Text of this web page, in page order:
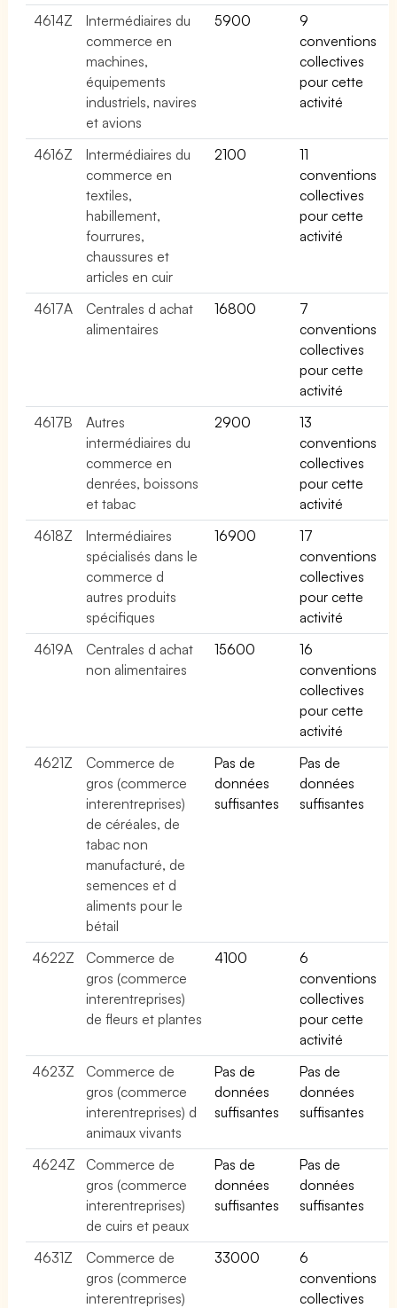
4614Z
Intermédiaires du
commerce en
machines,
équipements
industriels, navires
et avions
5900
9
conventions
collectives
pour cette
activité
4616Z
Intermédiaires du
commerce en
textiles,
habillement,
fourrures,
chaussures et
articles en cuir
2100
11
conventions
collectives
pour cette
activité
4617A
Centrales d achat
alimentaires
16800
7
conventions
collectives
pour cette
activité
4617B
Autres
intermédiaires du
commerce en
denrées, boissons
et tabac
2900
13
conventions
collectives
pour cette
activité
4618Z
Intermédiaires
spécialisés dans le
commerce d
autres produits
spécifiques
16900
17
conventions
collectives
pour cette
activité
4619A
Centrales d achat
non alimentaires
15600
16
conventions
collectives
pour cette
activité
4621Z
Commerce de
gros (commerce
interentreprises)
de céréales, de
tabac non
manufacturé, de
semences et d
aliments pour le
bétail
Pas de
données
suffisantes
Pas de
données
suffisantes
4622Z
Commerce de
gros (commerce
interentreprises)
de fleurs et plantes
4100
6
conventions
collectives
pour cette
activité
4623Z
Commerce de
gros (commerce
interentreprises) d
animaux vivants
Pas de
données
suffisantes
Pas de
données
suffisantes
4624Z
Commerce de
gros (commerce
interentreprises)
de cuirs et peaux
Pas de
données
suffisantes
Pas de
données
suffisantes
4631Z
Commerce de
gros (commerce
interentreprises)
33000
6
conventions
collectives